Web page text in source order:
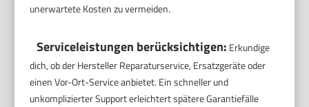
unerwartete Kosten zu vermeiden.
Serviceleistungen berücksichtigen: Erkundige
dich, ob der Hersteller Reparaturservice, Ersatzgeräte oder
einen Vor-Ort-Service anbietet. Ein schneller und
unkomplizierter Support erleichtert spätere Garantiefälle